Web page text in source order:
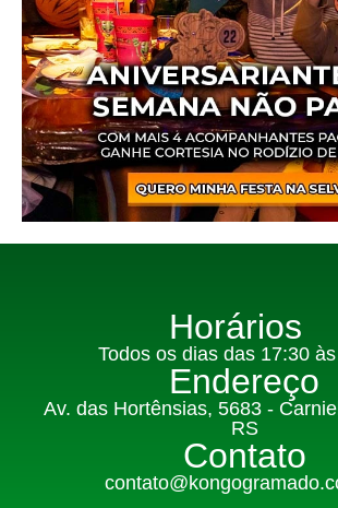
Horários
Todos os dias das 17:30
Endereço
Av. das Hortênsias, 5683 -
RS
Contato